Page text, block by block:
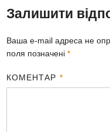
Залишити
Ваша e-mail адреса не
поля позначені*
КОМЕНТАР *